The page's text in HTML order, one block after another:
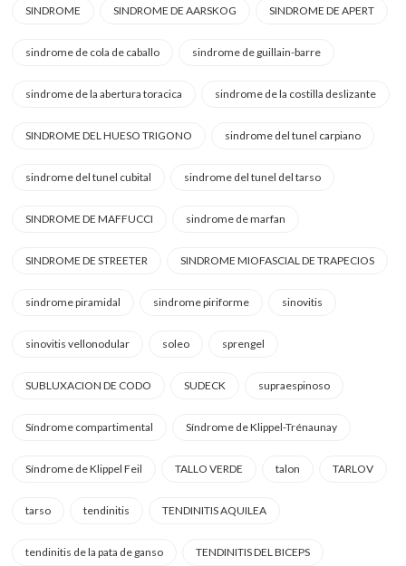
SINDROME SINDROME DE AARSKOG SINDROME DE APERT
sindrome de cola de caballo sindrome de guillain-barre
sindrome de la abertura toracica sindrome de la costilla deslizante
SINDROME DEL HUESO TRIGONO sindrome del tunel carpiano
sindrome del tunel cubital sindrome del tunel del tarso
SINDROME DE MAFFUCCI sindrome de marfan
SINDROME DE STREETER SINDROME MIOFASCIAL DE TRAPECIOS
sindrome piramidal sindrome piriforme sinovitis
sinovitis vellonodular soleo sprengel
SUBLUXACION DE CODO SUDECK supraespinoso
Síndrome compartimental Síndrome de Klippel-Trénaunay
Síndrome de Klippel Feil TALLO VERDE talon TARLOV
tarso tendinitis TENDINITIS AQUILEA
tendinitis de la pata de ganso TENDINITIS DEL BICEPS